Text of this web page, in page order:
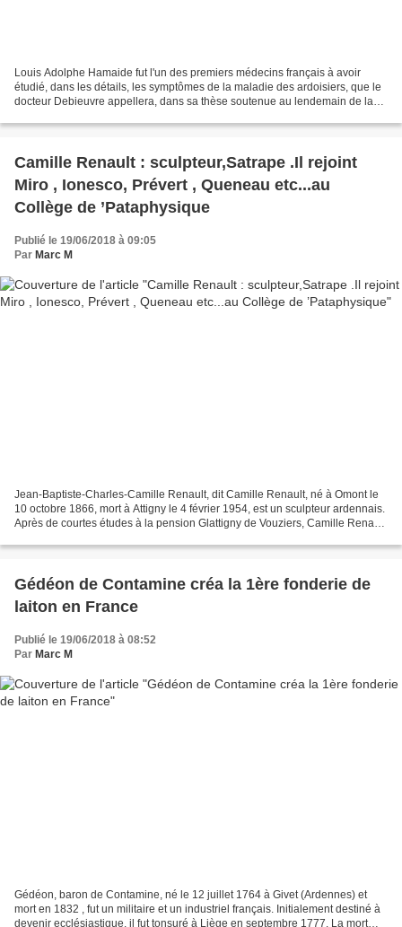
Louis Adolphe Hamaide fut l'un des premiers médecins français à avoir
étudié, dans les détails, les symptômes de la maladie des ardoisiers, que le
docteur Debieuvre appellera, dans sa thèse soutenue au lendemain de la
Camille Renault : sculpteur,Satrape .Il rejoint
Miro , Ionesco, Prévert , Queneau etc...au
Collège de ’Pataphysique
Publié le 19/06/2018 à 09:05
Par Marc M
Jean-Baptiste-Charles-Camille Renault, dit Camille Renault, né à Omont le
10 octobre 1866, mort à Attigny le 4 février 1954, est un sculpteur ardennais.
Après de courtes études à la pension Glattigny de Vouziers, Camille Renault
Gédéon de Contamine créa la 1ère fonderie de
laiton en France
Publié le 19/06/2018 à 08:52
Par Marc M
Gédéon, baron de Contamine, né le 12 juillet 1764 à Givet (Ardennes) et
mort en 1832 , fut un militaire et un industriel français. Initialement destiné à
devenir ecclésiastique, il fut tonsuré à Liège en septembre 1777. La mort